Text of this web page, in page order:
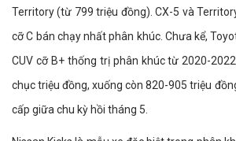
Territory (từ 799 triệu đồng). CX-5 và
cỡ C bán chạy nhất phân khúc. Chưa kể,
CUV cỡ B+ thống trị phân khúc từ 2020-
chục triệu đồng, xuống còn 820-905 triệu
cấp giữa chu kỳ hồi tháng 5.